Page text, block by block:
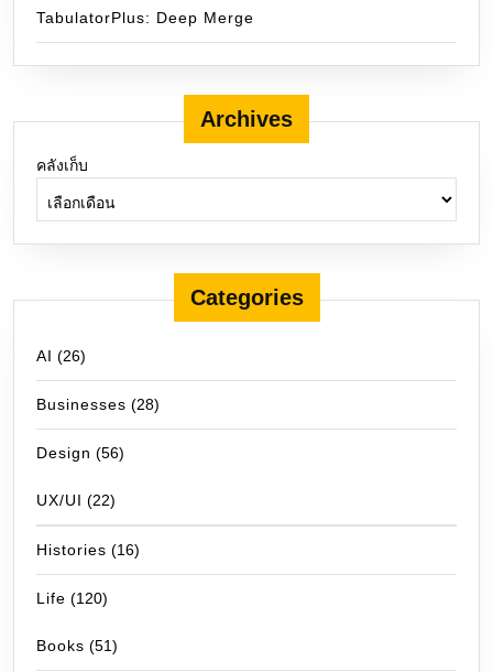
TabulatorPlus: Deep Merge
Archives
คลังเก็บ
Categories
AI (26)
Businesses (28)
Design (56)
UX/UI (22)
Histories (16)
Life (120)
Books (51)